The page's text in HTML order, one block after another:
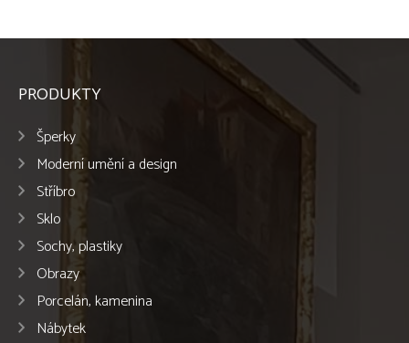
PRODUKTY
Šperky
Moderní umění a design
Stříbro
Sklo
Sochy, plastiky
Obrazy
Porcelán, kamenina
Nábytek